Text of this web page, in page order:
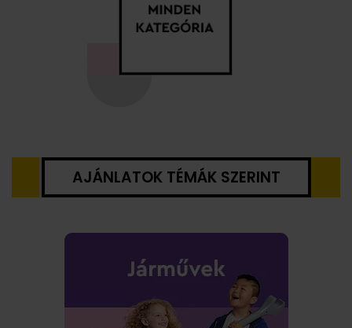
AJÁNLATOK TÉMÁK SZERINT